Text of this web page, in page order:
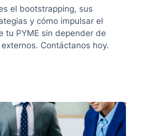
el bootstrapping, sus
y cómo impulsar el
tu PYME sin depender de
Contáctanos hoy.